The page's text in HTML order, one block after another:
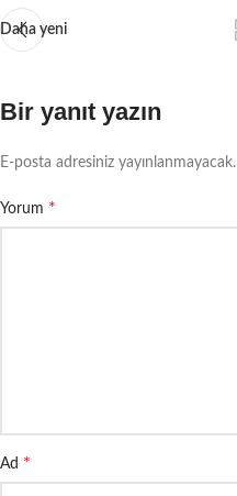
Daha yeni
Bir yanıt yazın
E-posta adresiniz yayınlanmayacak.
Yorum *
Ad *